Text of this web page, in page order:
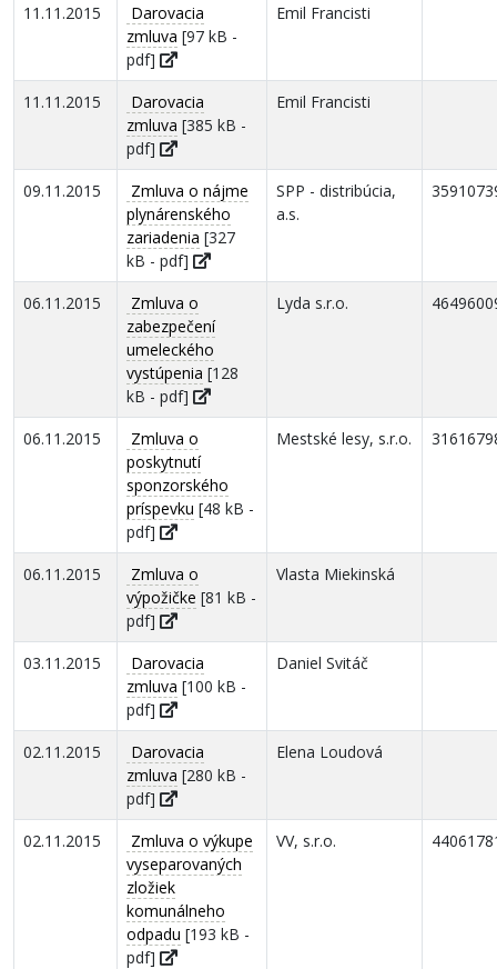
11.11.2015
Darovacia
zmluva [97 kB -
pdf]
Emil Francisti
11.11.2015
Darovacia
zmluva [385 kB -
pdf]
Emil Francisti
09.11.2015
Zmluva o nájme
plynárenského
zariadenia [327
kB - pdf]
SPP - distribúcia,
a.s.
06.11.2015
Zmluva o
zabezpečení
umeleckého
vystúpenia [128
kB - pdf]
Lyda s.r.o.
06.11.2015
Zmluva o
poskytnutí
sponzorského
príspevku [48 kB -
pdf]
Mestské lesy, s.r.o.
06.11.2015
Zmluva o
výpožičke [81 kB -
pdf]
Vlasta Miekinská
03.11.2015
Darovacia
zmluva [100 kB -
pdf]
Daniel Svitáč
02.11.2015
Darovacia
zmluva [280 kB -
pdf]
Elena Loudová
02.11.2015
Zmluva o výkupe
vyseparovaných
zložiek
komunálneho
odpadu [193 kB -
pdf]
VV, s.r.o.